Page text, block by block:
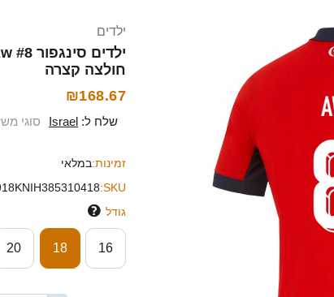
ילדים
חולצה קצרה
₪168.67
שלח ל: Israel סוגי
זמינות:במלאי
SKU:
גודל
16
18
20